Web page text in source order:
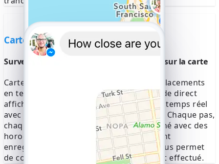
Carte d'itinéraire en direct
Surveillez les déplacements en temps réel sur la carte
Carte d'itinéraire en direct Suivez les déplacements
en temps réel sur la carte Le suivi en mode direct
affiche les déplacements de l'appareil en temps réel
avec des mises à jour rapides de la carte. Chaque pas,
chaque virage ou chaque pause est affiché avec des
horodatages précis. Les itinéraires restent
enregistrés dans votre compte, ce qui vous permet
de consulter l'intégralité de chaque trajet effectué.